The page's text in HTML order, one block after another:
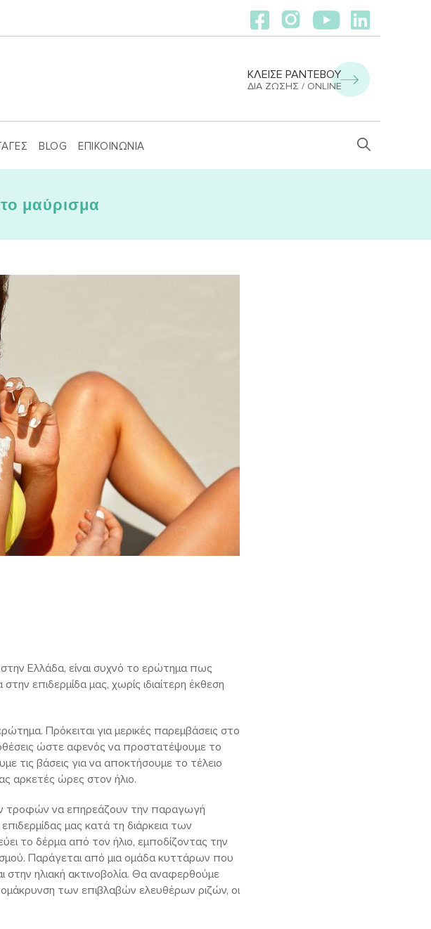
ΚΛΕΙΣΕ ΡΑΝΤΕΒΟΥ
ΔΙΑ ΖΏΣΗΣ / ONLINE
BLOG ΕΠΙΚΟΙΝΩΝΙΑ
μαύρισμα
Ελλάδα, είναι συχνό το ερώτημα πως
επιδερμίδα μας, χωρίς ιδιαίτερη έκθεση
Πρόκειται για μερικές παρεμβάσεις στο
ώστε αφενός να προστατέψουμε το
τις βάσεις για να αποκτήσουμε το τέλειο
αρκετές ώρες στον ήλιο.
τροφών να επηρεάζουν την παραγωγή
μας κατά τη διάρκεια των
το δέρμα από τον ήλιο, εμποδίζοντας την
Παράγεται από μια ομάδα κυττάρων που
στην ηλιακή ακτινοβολία. Θα αναφερθούμε
των επιβλαβών ελευθέρων ριζών, οι